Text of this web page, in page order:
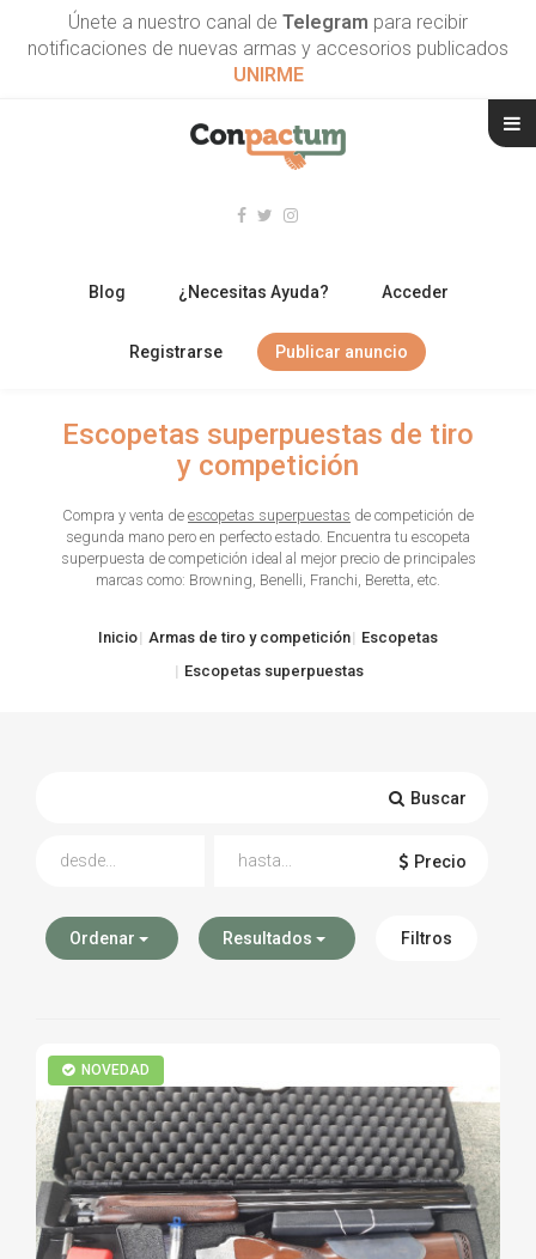
Únete a nuestro canal de Telegram para recibir
notificaciones de nuevas armas y accesorios publicados
UNIRME
Blog ¿Necesitas Ayuda? Acceder
Registrarse Publicar anuncio
ARMAS CORTAS
TIRO Y COMPETICIÓN
Escopetas superpuestas de tiro
y competición
Compra y venta de escopetas superpuestas de competición de
segunda mano pero en perfecto estado. Encuentra tu escopeta
superpuesta de competición ideal al mejor precio de principales
marcas como: Browning, Benelli, Franchi, Beretta, etc.
Inicio Armas de tiro y competición
Escopetas
Escopetas superpuestas
Buscar
Precio
Ordenar Resultados Filtros
NOVEDAD